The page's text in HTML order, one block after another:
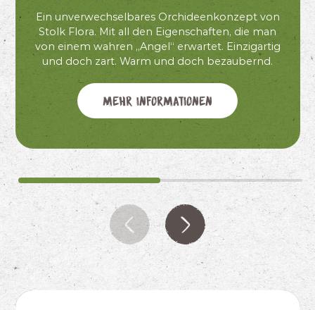
Ein unverwechselbares Orchideenkonzept von
Stolk Flora. Mit all den Eigenschaften, die man
von einem wahren „Angel“ erwartet. Einzigartig
und doch zart. Warm und doch bezaubernd.
Mehr Informationen